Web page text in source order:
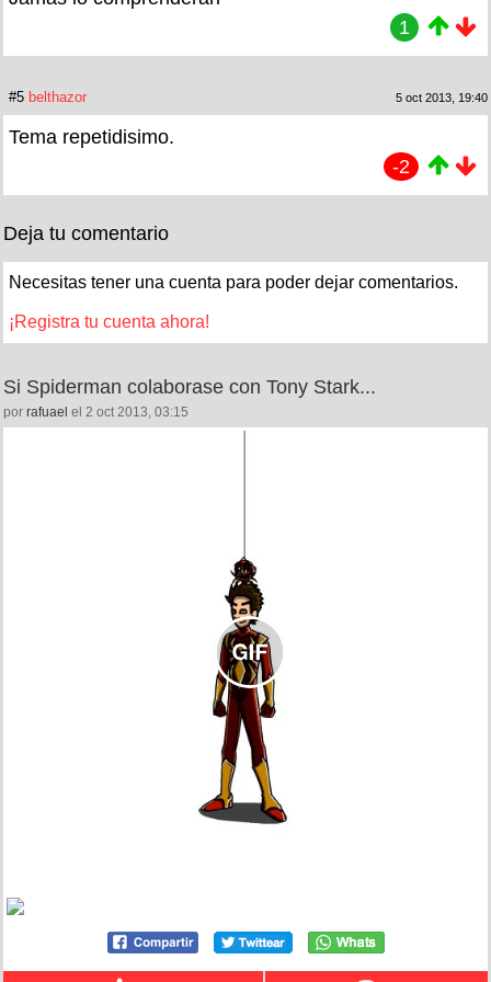
1
#5 belthazor 5 oct 2013, 19:40
Tema repetidisimo.
-2
Deja tu comentario
Necesitas tener una cuenta para poder dejar comentarios.
¡Registra tu cuenta ahora!
Si Spiderman colaborase con Tony Stark...
por rafuael el 2 oct 2013, 03:15